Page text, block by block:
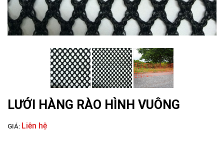
LƯỚI NUÔI TRỒNG HẢI SẢN
LƯỚI HÀNG RÀO HÌNH VUÔNG
GIÁ: Liên hệ